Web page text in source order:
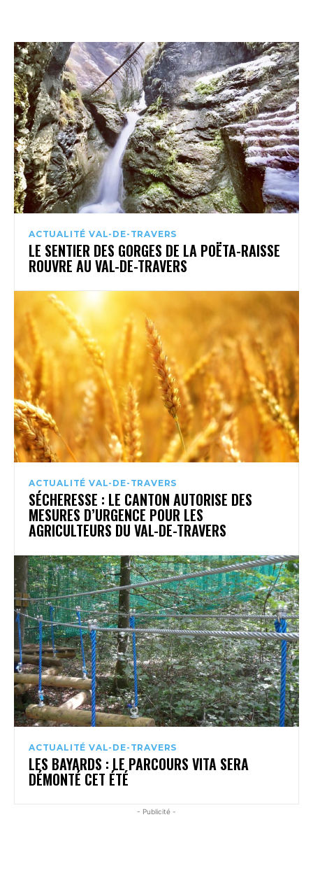
ACTUALITÉ VAL-DE-TRAVERS
LE SENTIER DES GORGES DE LA POËTA-RAISSE
ROUVRE AU VAL-DE-TRAVERS
ACTUALITÉ VAL-DE-TRAVERS
SÉCHERESSE : LE CANTON AUTORISE DES
MESURES D’URGENCE POUR LES
AGRICULTEURS DU VAL-DE-TRAVERS
ACTUALITÉ VAL-DE-TRAVERS
LES BAYARDS : LE PARCOURS VITA SERA
DÉMONTÉ CET ÉTÉ
- Publicité -